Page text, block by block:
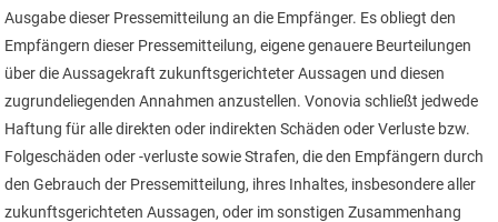
Ausgabe dieser Pressemitteilung an die Empfänger. Es obliegt den
Empfängern dieser Pressemitteilung, eigene genauere Beurteilungen
über die Aussagekraft zukunftsgerichteter Aussagen und diesen
zugrundeliegenden Annahmen anzustellen. Vonovia schließt jedwede
Haftung für alle direkten oder indirekten Schäden oder Verluste bzw.
Folgeschäden oder -verluste sowie Strafen, die den Empfängern durch
den Gebrauch der Pressemitteilung, ihres Inhaltes, insbesondere aller
zukunftsgerichteten Aussagen, oder im sonstigen Zusammenhang